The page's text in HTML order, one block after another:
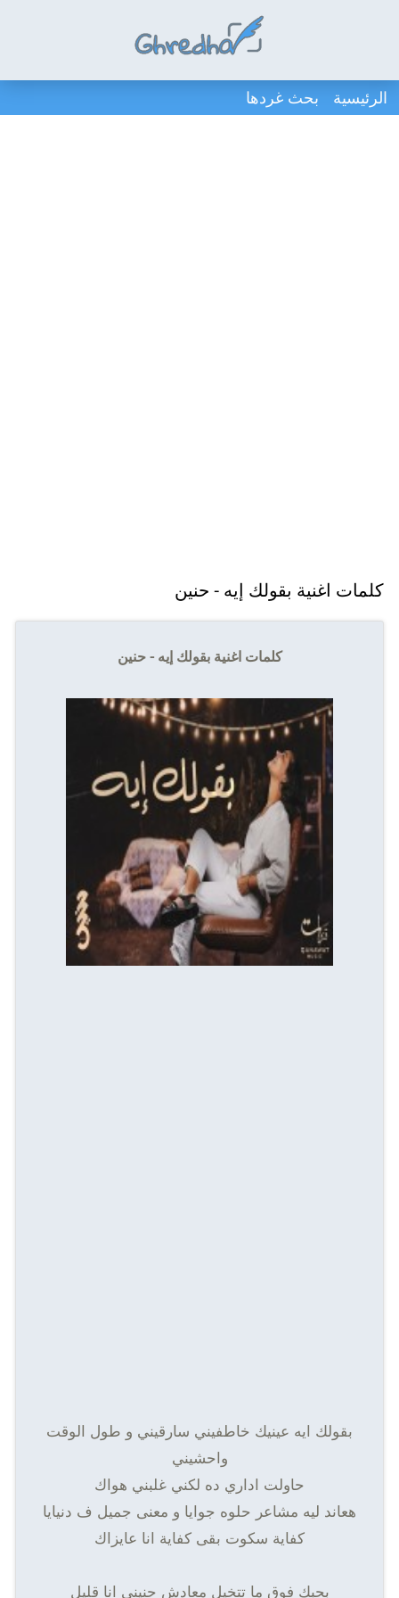
الرئيسية بحث غردها
كلمات اغنية بقولك إيه - حنين
كلمات اغنية بقولك إيه - حنين
بقولك ايه عينيك خاطفيني سارقيني و طول الوقت
واحشيني
حاولت اداري ده لكني غلبني هواك
هعاند ليه مشاعر حلوه جوايا و معنى جميل ف دنيايا
كفاية سكوت بقى كفاية انا عايزاك
بحبك فوق ما تتخيل معادش حنيني انا قليل